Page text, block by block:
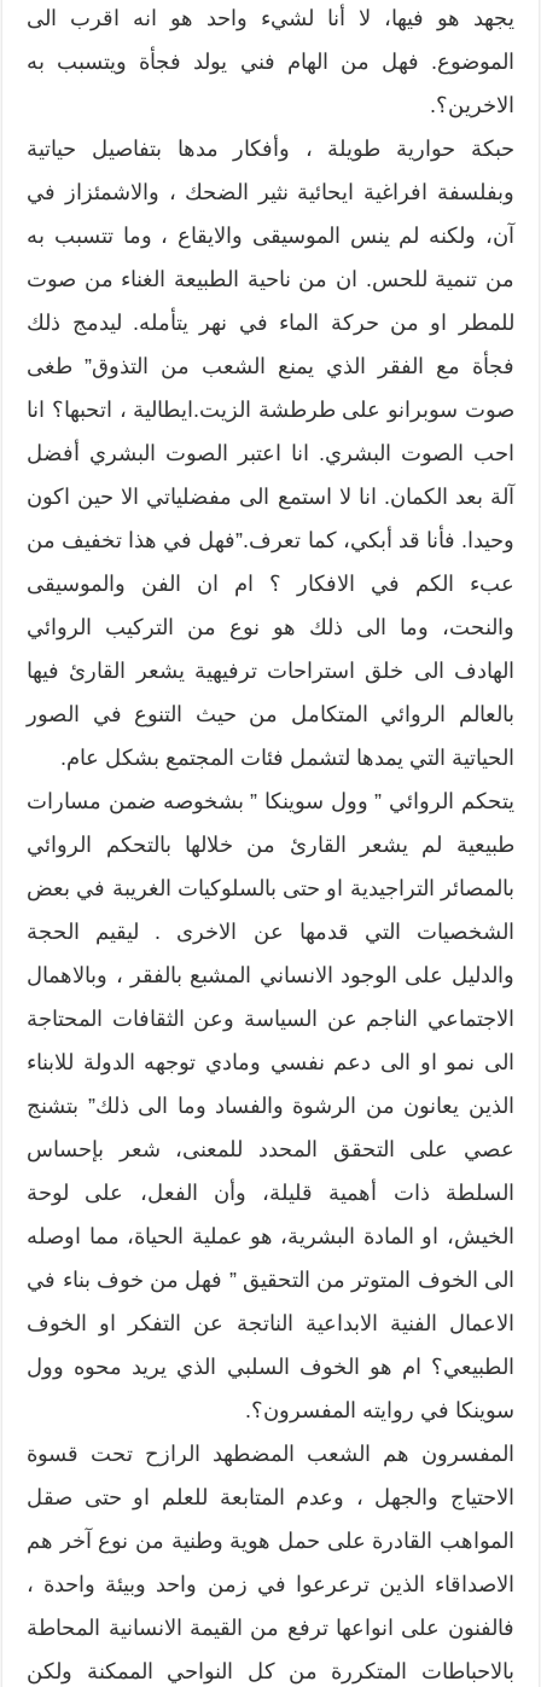
يجهد هو فيها، لا أنا لشيء واحد هو انه اقرب الى
الموضوع. فهل من الهام فني يولد فجأة ويتسبب به
الاخرين؟.
حبكة حوارية طويلة ، وأفكار مدها بتفاصيل حياتية
وبفلسفة افراغية ايحائية نثير الضحك ، والاشمئزاز في
آن، ولكنه لم ينس الموسيقى والايقاع ، وما تتسبب به
من تنمية للحس. ان من ناحية الطبيعة الغناء من صوت
للمطر او من حركة الماء في نهر يتأمله. ليدمج ذلك
فجأة مع الفقر الذي يمنع الشعب من التذوق” طغى
صوت سوبرانو على طرطشة الزيت.ايطالية ، اتحبها؟ انا
احب الصوت البشري. انا اعتبر الصوت البشري أفضل
آلة بعد الكمان. انا لا استمع الى مفضلياتي الا حين اكون
وحيدا. فأنا قد أبكي، كما تعرف.”فهل في هذا تخفيف من
عبء الكم في الافكار ؟ ام ان الفن والموسيقى
والنحت، وما الى ذلك هو نوع من التركيب الروائي
الهادف الى خلق استراحات ترفيهية يشعر القارئ فيها
بالعالم الروائي المتكامل من حيث التنوع في الصور
الحياتية التي يمدها لتشمل فئات المجتمع بشكل عام.
يتحكم الروائي ” وول سوينكا ” بشخوصه ضمن مسارات
طبيعية لم يشعر القارئ من خلالها بالتحكم الروائي
بالمصائر التراجيدية او حتى بالسلوكيات الغريبة في بعض
الشخصيات التي قدمها عن الاخرى . ليقيم الحجة
والدليل على الوجود الانساني المشبع بالفقر ، وبالاهمال
الاجتماعي الناجم عن السياسة وعن الثقافات المحتاجة
الى نمو او الى دعم نفسي ومادي توجهه الدولة للابناء
الذين يعانون من الرشوة والفساد وما الى ذلك” بتشنج
عصي على التحقق المحدد للمعنى، شعر بإحساس
السلطة ذات أهمية قليلة، وأن الفعل، على لوحة
الخيش، او المادة البشرية، هو عملية الحياة، مما اوصله
الى الخوف المتوتر من التحقيق ” فهل من خوف بناء في
الاعمال الفنية الابداعية الناتجة عن التفكر او الخوف
الطبيعي؟ ام هو الخوف السلبي الذي يريد محوه وول
سوينكا في روايته المفسرون؟.
المفسرون هم الشعب المضطهد الرازح تحت قسوة
الاحتياج والجهل ، وعدم المتابعة للعلم او حتى صقل
المواهب القادرة على حمل هوية وطنية من نوع آخر هم
الاصداقاء الذين ترعرعوا في زمن واحد وبيئة واحدة ،
فالفنون على انواعها ترفع من القيمة الانسانية المحاطة
بالاحباطات المتكررة من كل النواحي الممكنة ولكن